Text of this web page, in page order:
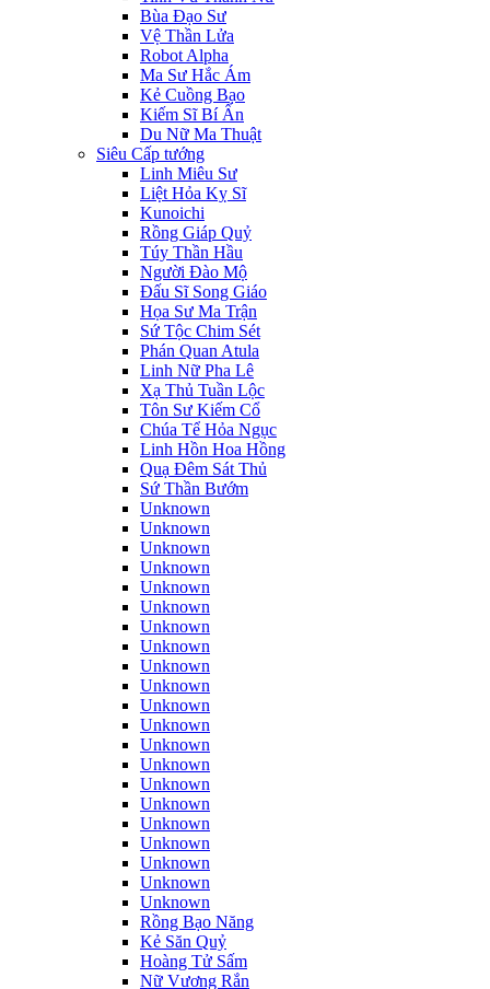
Bùa Đạo Sư
Vệ Thần Lửa
Robot Alpha
Ma Sư Hắc Ám
Kẻ Cuồng Bạo
Kiếm Sĩ Bí Ẩn
Du Nữ Ma Thuật
Siêu Cấp tướng
Linh Miêu Sư
Liệt Hỏa Kỵ Sĩ
Kunoichi
Rồng Giáp Quỷ
Túy Thần Hầu
Người Đào Mộ
Đấu Sĩ Song Giáo
Họa Sư Ma Trận
Sứ Tộc Chim Sét
Phán Quan Atula
Linh Nữ Pha Lê
Xạ Thủ Tuần Lộc
Tôn Sư Kiếm Cổ
Chúa Tể Hỏa Ngục
Linh Hồn Hoa Hồng
Quạ Đêm Sát Thủ
Sứ Thần Bướm
Unknown
Unknown
Unknown
Unknown
Unknown
Unknown
Unknown
Unknown
Unknown
Unknown
Unknown
Unknown
Unknown
Unknown
Unknown
Unknown
Unknown
Unknown
Unknown
Unknown
Unknown
Rồng Bạo Năng
Kẻ Săn Quỷ
Hoàng Tử Sấm
Nữ Vương Rắn